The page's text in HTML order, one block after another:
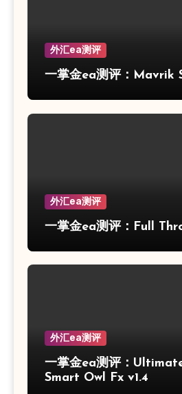
外汇ea测评
一掌金ea测评：Mavrik
外汇ea测评
一掌金ea测评：Full
外汇ea测评
一掌金ea测评：
Smart Owl Fx v1.4